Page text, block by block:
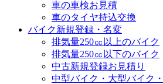
車の車検お見積
車のタイヤ持込交換
バイク新規登録・名変
排気量250㏄以上のバイク
排気量250㏄以下のバイク
中古新規登録お見積り
中型バイク・大型バイク